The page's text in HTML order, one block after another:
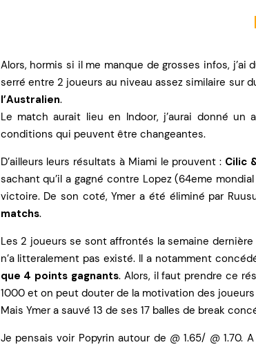
Alors, hormis si il me manque de grosses infos,
serré entre 2 joueurs au niveau assez similaire sur
l’Australien.
Le match aurait lieu en Indoor, j’aurai donné un
conditions qui peuvent être changeantes.
D’ailleurs leurs résultats à Miami le prouvent : Cilic
sachant qu’il a gagné contre Lopez (64eme
victoire. De son coté, Ymer a été éliminé par
matchs.
Les 2 joueurs se sont affrontés la semaine dernière
n’a litteralement pas existé. Il a notamment
que 4 points gagnants. Alors, il faut prendre ce
1000 et on peut douter de la motivation des
Mais Ymer a sauvé 13 de ses 17 balles de break
Je pensais voir Popyrin autour de @ 1.65/ @ 1.70.